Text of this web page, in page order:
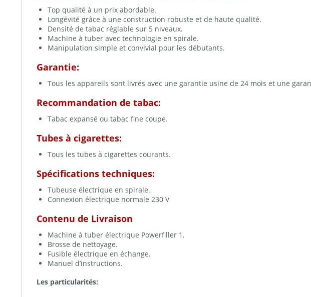
Top qualité à un prix abordable.
Longévité grâce à une construction robuste et de haute qualité.
Densité de tabac réglable sur 5 niveaux.
Machine à tuber avec technologie en spirale.
Manipulation simple et convivial pour les débutants.
Garantie:
Tous les appareils sont livrés avec une garantie usine de 24 mois et une
Recommandation de tabac:
Tabac expansé ou tabac fine coupe.
Tubes à cigarettes:
Tous les tubes à cigarettes courants.
Spécifications techniques:
Tubeuse électrique en spirale.
Connexion électrique normale 230 V
Contenu de Livraison
Machine à tuber électrique Powerfiller 1.
Brosse de nettoyage.
Fusible électrique en échange.
Manuel d’instructions.
Les particularités: